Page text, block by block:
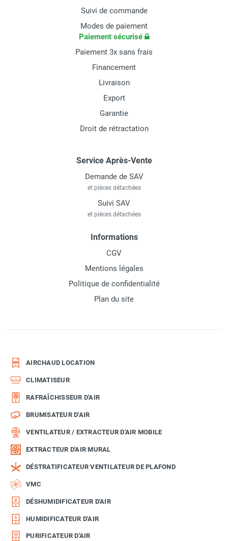
Suivi de commande
Modes de paiement
Paiement sécurisé
Paiement 3x sans frais
Financement
Livraison
Export
Garantie
Droit de rétractation
Service Après-Vente
Demande de SAV
et pièces détachées
Suivi SAV
et pièces détachées
Informations
CGV
Mentions légales
Politique de confidentialité
Plan du site
AIRCHAUD LOCATION
CLIMATISEUR
RAFRAÎCHISSEUR D'AIR
BRUMISATEUR D'AIR
VENTILATEUR / EXTRACTEUR D'AIR MOBILE
EXTRACTEUR D'AIR MURAL
DÉSTRATIFICATEUR VENTILATEUR DE PLAFOND
VMC
DÉSHUMIDIFICATEUR D'AIR
HUMIDIFICATEUR D'AIR
PURIFICATEUR D'AIR